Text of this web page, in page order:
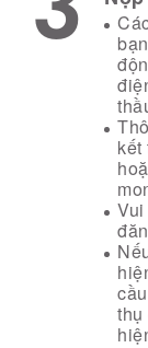
kết
thụ